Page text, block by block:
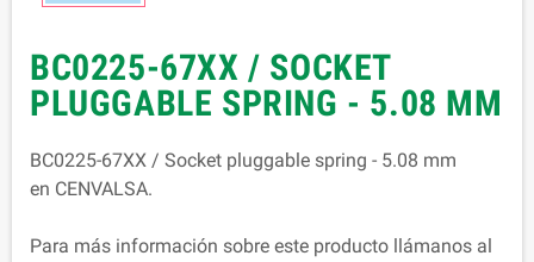
BC0225-67XX / SOCKET
PLUGGABLE SPRING - 5.08 MM
BC0225-67XX / Socket pluggable spring - 5.08 mm
en CENVALSA.
Para más información sobre este producto llámanos al